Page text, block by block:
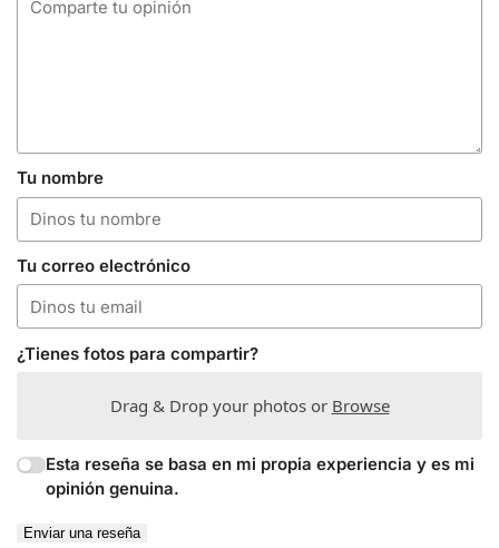
Tu nombre
Tu correo electrónico
¿Tienes fotos para compartir?
Drag & Drop your photos or Browse
Esta reseña se basa en mi propia experiencia y es mi
opinión genuina.
Enviar una reseña